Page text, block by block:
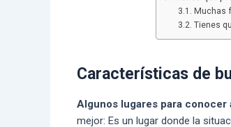
Muchas
Tienes
Características de
Algunos lugares para conocer
mejor: Es un lugar donde la